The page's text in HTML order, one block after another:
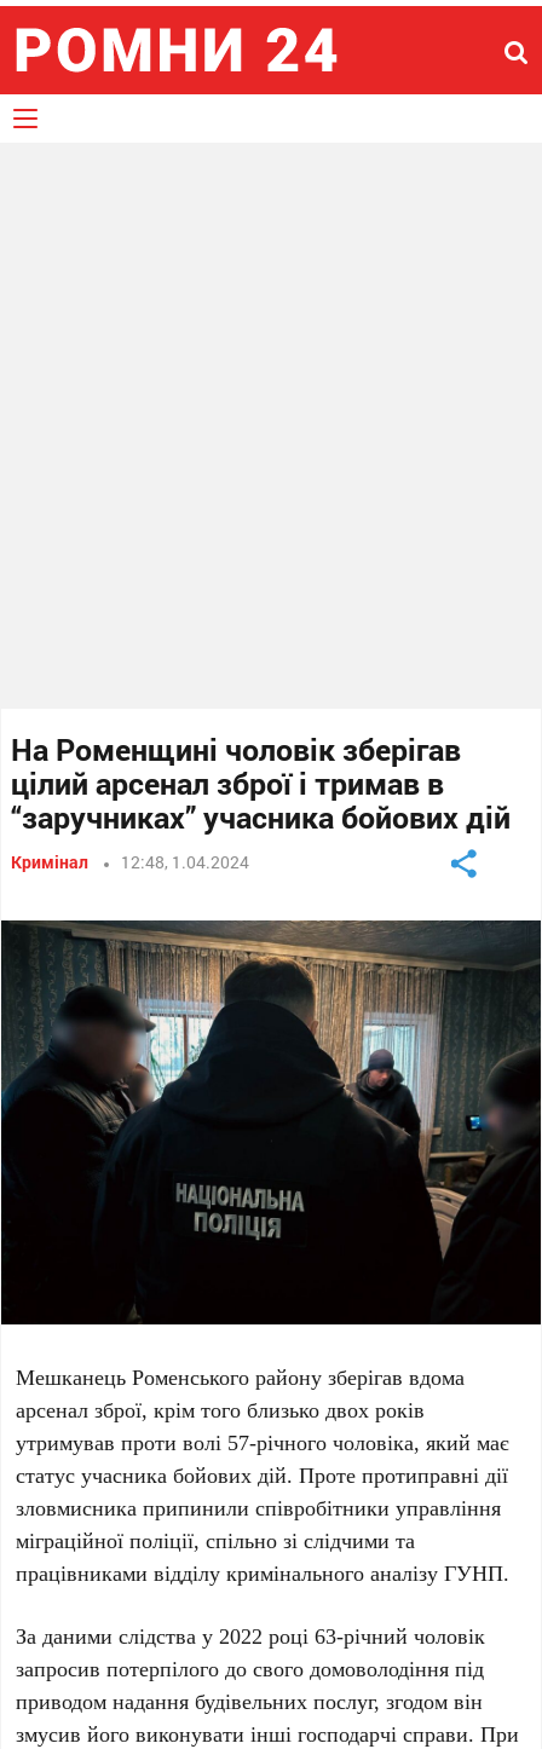
На Роменщині чоловік зберігав
цілий арсенал зброї і тримав в
“заручниках” учасника бойових дій
Кримінал 12:48, 1.04.2024
Мешканець Роменського району зберігав вдома
арсенал зброї, крім того близько двох років
утримував проти волі 57-річного чоловіка, який має
статус учасника бойових дій. Проте протиправні дії
зловмисника припинили співробітники управління
міграційної поліції, спільно зі слідчими та
працівниками відділу кримінального аналізу ГУНП.
За даними слідства у 2022 році 63-річний чоловік
запросив потерпілого до свого домоволодіння під
приводом надання будівельних послуг, згодом він
змусив його виконувати інші господарчі справи. При